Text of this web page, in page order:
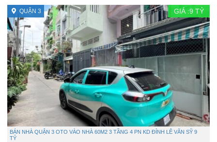
QUẬN 3 GIÁ :9 TỶ
BÁN NHÀ QUẬN 3 OTO VÀO NHÀ 60M2 3 TẦNG 4 PN KD ĐỈNH LÊ VĂN SỸ 9
TỶ